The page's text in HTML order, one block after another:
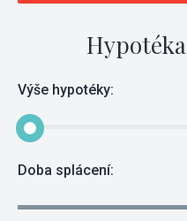
Hypotéka
Výše hypotéky:
Doba splácení: